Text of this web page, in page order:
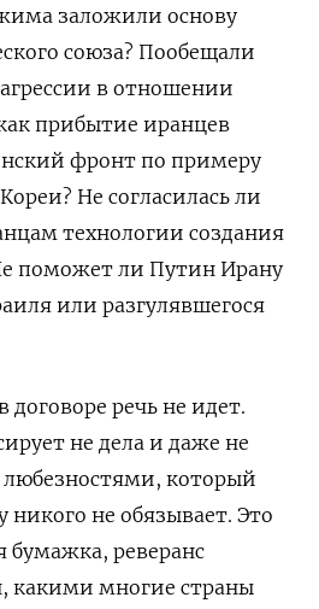
заложили основу
союза? Пообещали
в отношении
прибытие иранцев
фронт по примеру
Не согласилась ли
технологии создания
поможет ли Путин Ирану
или разгулявшегося
речь не идет.
не дела и даже не
который
никого не обязывает. Это
бумажка, реверанс
какими многие страны